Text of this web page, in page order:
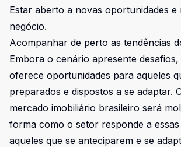
Estar aberto a novas oportunidades e
negócio.
Acompanhar de perto as tendências
Embora o cenário apresente
oferece oportunidades para aqueles
preparados e dispostos a se adaptar.
mercado imobiliário brasileiro será
forma como o setor responde a
aqueles que se anteciparem e se